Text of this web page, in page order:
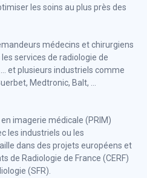
les soins au plus près des
médecins et chirurgiens
services de radiologie de
et plusieurs industriels comme
Medtronic, Balt, ...
imagerie médicale (PRIM)
les industriels ou les
dans des projets européens et
de Radiologie de France (CERF)
(SFR).